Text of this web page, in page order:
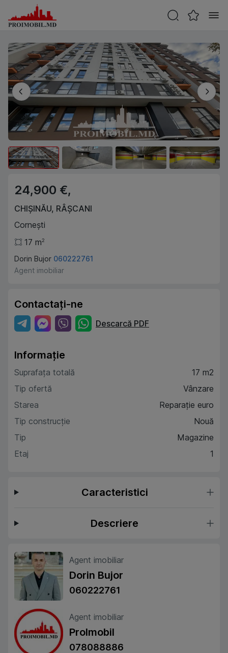
24,900 €,
CHIȘINĂU, RÂȘCANI
Cornești
17 m2
Dorin Bujor 060222761
Agent imobiliar
Contactați-ne
Descarcă PDF
Informație
Suprafața totală
17 m2
Tip ofertă
Vânzare
Starea
Reparație euro
Tip construcție
Nouă
Tip
Magazine
Etaj
1
Caracteristici
Descriere
Agent imobiliar
Dorin Bujor
060222761
Agent imobiliar
ProImobil
078088886